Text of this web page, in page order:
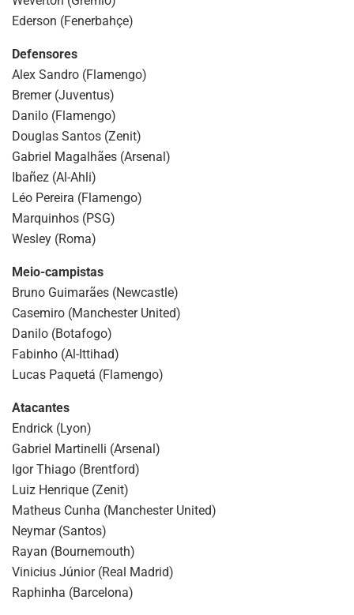
Ederson (Fenerbahçe)
Defensores
Alex Sandro (Flamengo)
Bremer (Juventus)
Danilo (Flamengo)
Douglas Santos (Zenit)
Gabriel Magalhães (Arsenal)
Ibañez (Al-Ahli)
Léo Pereira (Flamengo)
Marquinhos (PSG)
Wesley (Roma)
Meio-campistas
Bruno Guimarães (Newcastle)
Casemiro (Manchester United)
Danilo (Botafogo)
Fabinho (Al-Ittihad)
Lucas Paquetá (Flamengo)
Atacantes
Endrick (Lyon)
Gabriel Martinelli (Arsenal)
Igor Thiago (Brentford)
Luiz Henrique (Zenit)
Matheus Cunha (Manchester United)
Neymar (Santos)
Rayan (Bournemouth)
Vinicius Júnior (Real Madrid)
Raphinha (Barcelona)